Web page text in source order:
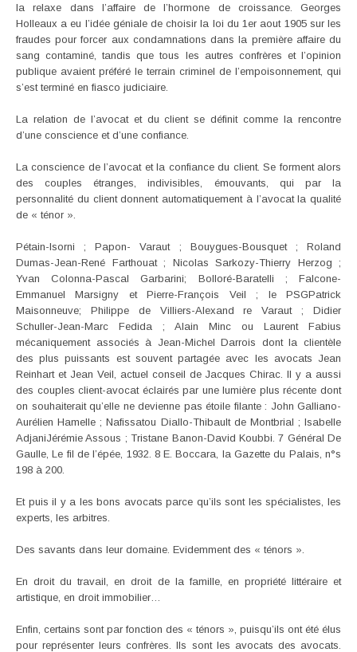
la relaxe dans l’affaire de l’hormone de croissance. Georges
Holleaux a eu l’idée géniale de choisir la loi du 1er aout 1905 sur les
fraudes pour forcer aux condamnations dans la première affaire du
sang contaminé, tandis que tous les autres confrères et l’opinion
publique avaient préféré le terrain criminel de l’empoisonnement, qui
s’est terminé en fiasco judiciaire.
La relation de l’avocat et du client se définit comme la rencontre
d’une conscience et d’une confiance.
La conscience de l’avocat et la confiance du client. Se forment alors
des couples étranges, indivisibles, émouvants, qui par la
personnalité du client donnent automatiquement à l’avocat la qualité
de « ténor ».
Pétain-Isorni ; Papon- Varaut ; Bouygues-Bousquet ; Roland
Dumas-Jean-René Farthouat ; Nicolas Sarkozy-Thierry Herzog ;
Yvan Colonna-Pascal Garbarini; Bolloré-Baratelli ; Falcone-
Emmanuel Marsigny et Pierre-François Veil ; le PSGPatrick
Maisonneuve; Philippe de Villiers-Alexand re Varaut ; Didier
Schuller-Jean-Marc Fedida ; Alain Minc ou Laurent Fabius
mécaniquement associés à Jean-Michel Darrois dont la clientèle
des plus puissants est souvent partagée avec les avocats Jean
Reinhart et Jean Veil, actuel conseil de Jacques Chirac. Il y a aussi
des couples client-avocat éclairés par une lumière plus récente dont
on souhaiterait qu’elle ne devienne pas étoile filante : John Galliano-
Aurélien Hamelle ; Nafissatou Diallo-Thibault de Montbrial ; Isabelle
AdjaniJérémie Assous ; Tristane Banon-David Koubbi. 7 Général De
Gaulle, Le fil de l’épée, 1932. 8 E. Boccara, la Gazette du Palais, n°s
198 à 200.
Et puis il y a les bons avocats parce qu’ils sont les spécialistes, les
experts, les arbitres.
Des savants dans leur domaine. Evidemment des « ténors ».
En droit du travail, en droit de la famille, en propriété littéraire et
artistique, en droit immobilier…
Enfin, certains sont par fonction des « ténors », puisqu’ils ont été élus
pour représenter leurs confrères. Ils sont les avocats des avocats.